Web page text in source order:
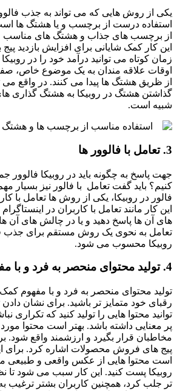
یکی از روش هایی که می تواند به جذب
استفاده درست از برچسب و یا هشتگ ها
از برچسب های جذاب و هشتگ های مناسب
این کار کمک شایانی برای افزایش بازدید
زمان کوتاه می توانید درآمد خود را در
اوقات علاقه مندان به یک موضوع خاص،
از ظریق هشتگ ها پیدا می کنند. در واقع
گذاشتن هشتگ در روبیکا به هشتگ گذاری های
شبیه است.
3. تعامل با فالوور ها
جهت پاسخ به چگونه باید در روبیکا فالوور
کنیم؟ باید گفت تعامل با فالور نیز بسیار
فالور در روبیکا، یکی از روش ها تعامل با
این کار مانند تعامل با کاربران در
های آن ها پاسخ دهید و یا در چالش های آن
تعامل به نحوی یک روش مستقم برای جذب
روبیکا محسوب می شود.
4. تولید محتوای منحصر به فرد و با مفهوم
تولید محتوای منحصر به فرد و با مفهوم
رقبای خود متمایز تر باشید. برای نشان
توانید محتوا هایی را تولید کنید که تکراری
پر معنایی داشته باشد. بهتر است محتوا
مخاطبان قرار بگیرد و ارزشمند واقع شود.
پیج های فروش محصولات اشاره کرد. برای این
است محتوا هایی از عکس واقعی و طبیعی
روبیکا پست کنید. این کار سبب می شود تا
تر جلب کرد، همچنین کاربران بشتر ترغیب